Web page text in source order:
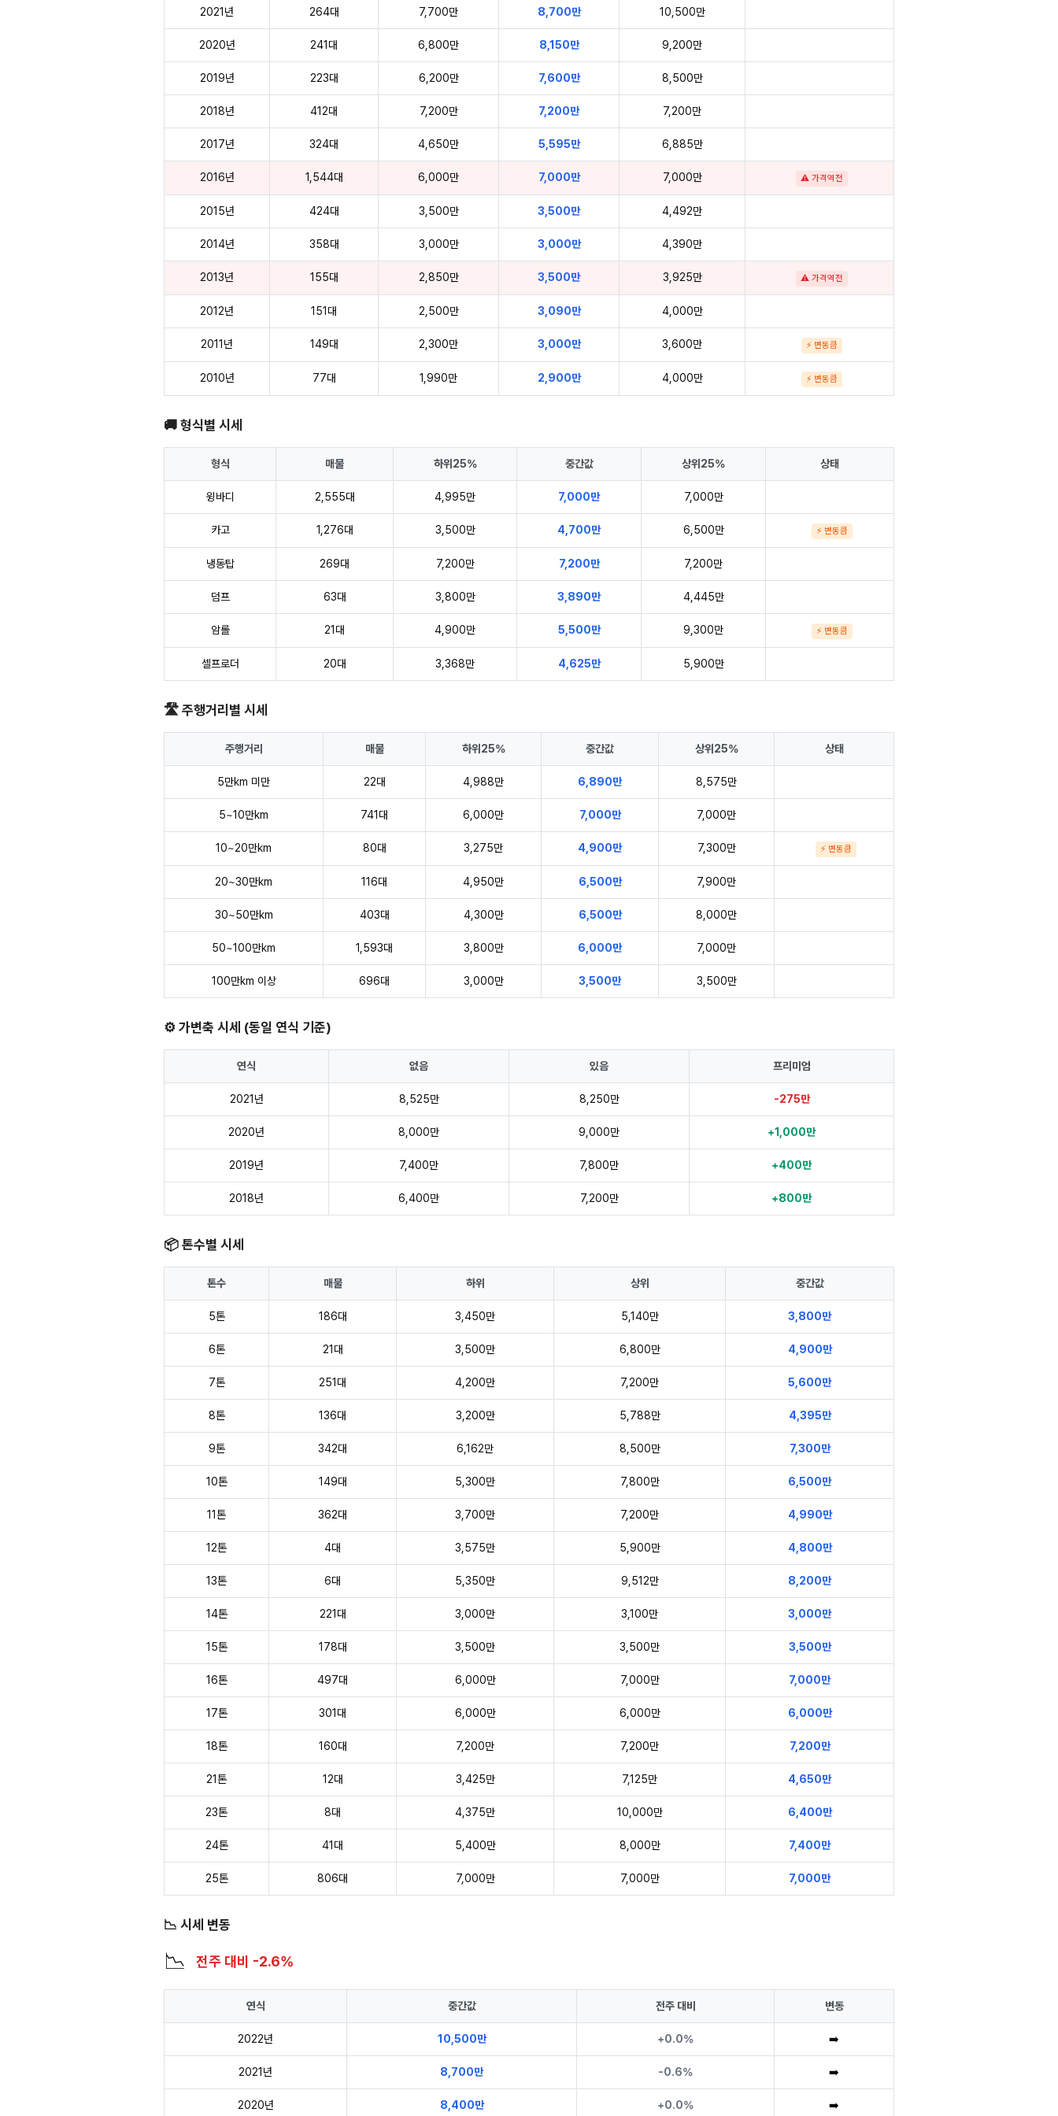
2021년 264대 7,700만 8,700만 10,500만
2020년 241대 6,800만 8,150만 9,200만
2019년 223대 6,200만 7,600만 8,500만
2018년 412대 7,200만 7,200만 7,200만
2017년 324대 4,650만 5,595만 6,885만
2016년 1,544대 6,000만 7,000만 7,000만 ⚠ 가격역전
2015년 424대 3,500만 3,500만 4,492만
2014년 358대 3,000만 3,000만 4,390만
2013년 155대 2,850만 3,500만 3,925만 ⚠ 가격역전
2012년 151대 2,500만 3,090만 4,000만
2011년 149대 2,300만 3,000만 3,600만 ⚡ 변동큼
2010년 77대 1,990만 2,900만 4,000만 ⚡ 변동큼
🚚 형식별 시세
형식 매물 하위25% 중간값 상위25% 상태
윙바디 2,555대 4,995만 7,000만 7,000만
카고 1,276대 3,500만 4,700만 6,500만 ⚡ 변동큼
냉동탑 269대 7,200만 7,200만 7,200만
덤프 63대 3,800만 3,890만 4,445만
암롤 21대 4,900만 5,500만 9,300만 ⚡ 변동큼
셀프로더 20대 3,368만 4,625만 5,900만
🛣️ 주행거리별 시세
주행거리 매물 하위25% 중간값 상위25% 상태
5만km 미만 22대 4,988만 6,890만 8,575만
5~10만km 741대 6,000만 7,000만 7,000만
10~20만km 80대 3,275만 4,900만 7,300만 ⚡ 변동큼
20~30만km 116대 4,950만 6,500만 7,900만
30~50만km 403대 4,300만 6,500만 8,000만
50~100만km 1,593대 3,800만 6,000만 7,000만
100만km 이상 696대 3,000만 3,500만 3,500만
⚙️ 가변축 시세 (동일 연식 기준)
연식 없음 있음 프리미엄
2021년 8,525만 8,250만 -275만
2020년 8,000만 9,000만 +1,000만
2019년 7,400만 7,800만 +400만
2018년 6,400만 7,200만 +800만
📦 톤수별 시세
톤수 매물 하위 상위 중간값
5톤 186대 3,450만 5,140만 3,800만
6톤 21대 3,500만 6,800만 4,900만
7톤 251대 4,200만 7,200만 5,600만
8톤 136대 3,200만 5,788만 4,395만
9톤 342대 6,162만 8,500만 7,300만
10톤 149대 5,300만 7,800만 6,500만
11톤 362대 3,700만 7,200만 4,990만
12톤 4대 3,575만 5,900만 4,800만
13톤 6대 5,350만 9,512만 8,200만
14톤 221대 3,000만 3,100만 3,000만
15톤 178대 3,500만 3,500만 3,500만
16톤 497대 6,000만 7,000만 7,000만
17톤 301대 6,000만 6,000만 6,000만
18톤 160대 7,200만 7,200만 7,200만
21톤 12대 3,425만 7,125만 4,650만
23톤 8대 4,375만 10,000만 6,400만
24톤 41대 5,400만 8,000만 7,400만
25톤 806대 7,000만 7,000만 7,000만
📉 시세 변동
📉 전주 대비 -2.6%
연식 중간값 전주 대비 변동
2022년 10,500만 +0.0% ➡️
2021년 8,700만 -0.6% ➡️
2020년 8,400만 +0.0% ➡️